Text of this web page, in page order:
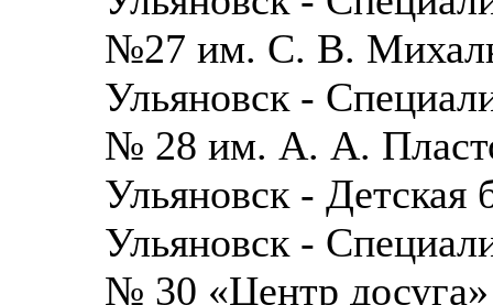
№27 им. С. В.
Ульяновск -
№ 28 им. А. А.
Ульяновск - Детская
Ульяновск -
№ 30 «Центр досуга»